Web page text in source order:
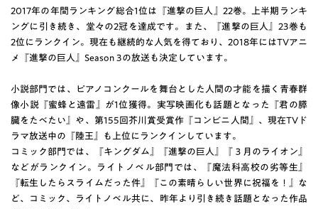
2017年の年間ランキング総合1位は『進撃の巨人』22巻。上半期ランキ
ングに引き続き、堂々の2冠を達成です。また、『進撃の巨人』23巻も
2位にランクイン。現在も継続的な人気を得ており、2018年にはTVアニ
メ『進撃の巨人』Season 3の放送も決定しています。
小説部門では、ピアノコンクールを舞台とした人間の才能を描く青春群
像小説『蜜蜂と遠雷』が1位獲得。実写映画化も話題となった『君の膵
臓をたべたい』や、第155回芥川賞受賞作『コンビニ人間』、現在TVド
ラマ放送中の『陸王』も上位にランクインしています。
コミック部門では、『キングダム』『進撃の巨人』『３月のライオン』
などがランクイン。ライトノベル部門では、『魔法科高校の劣等生』
『転生したらスライムだった件』『この素晴らしい世界に祝福を！』な
ど、コミック、ライトノベル共に、昨年より引き続き話題となった作品